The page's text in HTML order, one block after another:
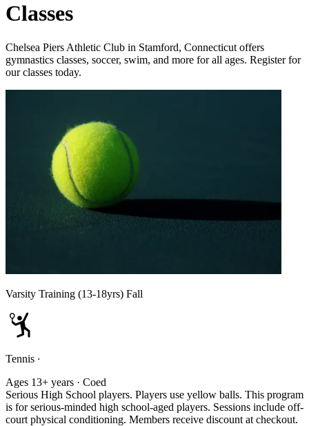
Classes​​​​‌ ‍ ​‍​‍‌‍ ‌ ​‍‌‍‍‌‌‍‌ ‌‍‍‌‌‍ ‍​‍​‍​ ‍‍​‍​‍‌ ​ ‌‍​‌‌‍ ‍‌‍‍‌‌ ‌​‌ ‍‌​‍ ‍‌‍‍‌‌‍ ​‍​‍​‍ ​​‍​‍‌‍‍​‌ ​‍‌‍‌‌‌‍‌‍​‍​‍​ ‍‍​‍​‍‌‍‍​‌ ‌​‌ ‌​‌ ​​‌ ​ ​ ‍‍​‍ ​‍ ‌‍​ ‌‍‍​‌‍‌‌‌‍ ​‌ ​ ‌‍‌‌‌‍​‌‌ ​​‌‍‍‌‌‍‌‌‌ ​‍‌ ​ ​‍ ‍‌ ​ ‌‍​‌‌‍ ‍‌‍‍‌‌ ‌​‌ ‍‌​‍ ‍‌ ​ ‌ ‌​‌ ‌‌‌‍‌​‌‍‍‌‌‍ ​‍ ‌‍‍‌‌‍ ‍‌ ‌​‌‍‌‌‌‍ ‍‌ ‌​​‍ ‌‍‌‌‌‍‌​‌‍‍‌‌ ‌​​‍ ‌‍ ‌‌‍ ‌‍‌​‌‍‌‌​ ‌‌ ​​‌ ​‍‌‍‌‌‌ ​ ‌‍‌‌‌‍ ‍‌ ‌​‌‍​‌‌ ‌​‌‍‍‌‌‍ ‌‍ ‍​ ‍ ‌‍‍‌‌‍‌​​ ‌‌‍​ ‌‍ ​‌‍​‌‌ ​ ‌ ​ ‌‍‌‌‌ ​ ‌​‍‌‌‍ ‍‌‍‌​‌‍‌‌‌ ‍​​‍ ‌​ ​‍‌‍​‌​ ‍​​ ‌ ​ ​​​ ‌​​ ​ ​ ‌‍​‍ ‌​ ​‍​ ‌‍​ ‌‍‌‍‌​​‍ ‌​ ‌​‌‍‌‌​ ‍​​ ​​​‍ ‌​ ‍‌​ ‌‍​ ‌‌‌‍‌​​‍ ‌‌‍‌‍​ ‍‌​ ​‍‌‍​‍‌‍‌‍‌‍‌​‌‍‌‌​ ‌ ​ ‍‌​ ‌​‌‍​ ‌‍​ ​ ‍ ‌ ‌​‌ ‍‌‌ ​​‌‍‌‌​ ‌‌‍​ ‌‍ ​‌‍​‌‌ ​ ‌ ​ ‌‍‌‌‌ ​ ‌​‍‌‌‍ ‍‌‍‌​‌‍‌‌‌ ‍​​ ‍ ‌ ​​‌‍​‌‌ ‌​‌‍‍​​ ‌‌ ‌​‌‍‍‌‌ ‌​‌‍ ​‌‍‌‌​ ‌‍​‍‌‍​‌‌ ​ ‌‍‌‌‌‌‌‌‌ ​‍‌‍ ​​ ‌‌‍‍​‌ ‌​‌ ‌​‌ ​​‌ ​ ​‍‌‌​ ​ ‌​​‌​‍‌‌​ ​‍‌​‌‍​‍‌‌​ ​‍‌​‌‍‌‍​ ‌‍‍​‌‍‌‌‌‍ ​‌ ​ ‌‍‌‌‌‍​‌‌ ​​‌‍‍‌‌‍‌‌‌ ​‍‌ ​ ​‍ ‍‌ ​ ‌‍​‌‌‍ ‍‌‍‍‌‌ ‌​‌ ‍‌​‍ ‍‌ ​ ‌ ‌​‌ ‌‌‌‍‌​‌‍‍‌‌‍ ​‍‌‍‌‍‍‌‌‍‌​​ ‌‌‍​ ‌‍ ​‌‍​‌‌ ​ ‌ ​ ‌‍‌‌‌ ​ ‌​‍‌‌‍ ‍‌‍‌​‌‍‌‌‌ ‍​​‍ ‌​ ​‍‌‍​‌​ ‍​​ ‌ ​ ​​​ ‌​​ ​ ​ ‌‍​‍ ‌​ ​‍​ ‌‍​ ‌‍‌‍‌​​‍ ‌​ ‌​‌‍‌‌​ ‍​​ ​​​‍ ‌​ ‍‌​ ‌‍​ ‌‌‌‍‌​​‍ ‌‌‍‌‍​ ‍‌​ ​‍‌‍​‍‌‍‌‍‌‍‌​‌‍‌‌​ ‌ ​ ‍‌​ ‌​‌‍​ ‌‍​ ​‍‌‍‌ ‌​‌ ‍‌‌ ​​‌‍‌‌​ ‌‌‍​ ‌‍ ​‌‍​‌‌ ​ ‌ ​ ‌‍‌‌‌ ​ ‌​‍‌‌‍ ‍‌‍‌​‌‍‌‌‌ ‍​​‍‌‍‌ ​​‌‍​‌‌ ‌​‌‍‍​​ ‌‌ ‌​‌‍‍‌‌ ‌​‌‍ ​‌‍‌‌​‍‌‍‌ ​​‌‍‌‌‌ ​‍‌ ​ ‌ ​​‌‍‌‌‌‍​ ‌ ‌​‌‍‍‌‌ ‌‍‌‍‌‌​ ‌‌ ​​‌ ‌‌‌‍​‍‌‍ ​‌‍‍‌‌ ​ ‌‍‍​‌‍‌‌‌‍‌​​‍​‍‌ ‌
C‌helsea Piers Athletic Club in Stamford, Connecticut offers
gymnastics classes, soccer, swim, and more for all ages. Register for
our classes today. ‍ ​‍​‍‌‍ ‌ ​‍‌‍‍‌‌‍‌ ‌‍‍‌‌‍ ‍​‍​‍​ ‍‍​‍​‍‌ ​ ‌‍​‌‌‍ ‍‌‍‍‌‌ ‌​‌ ‍‌​‍ ‍‌‍‍‌‌‍ ​‍​‍​‍ ​​‍​‍‌‍‍​‌ ​‍‌‍‌‌‌‍‌‍​‍​‍​ ‍‍​‍​‍‌‍‍​‌ ‌​‌ ‌​‌ ​​​ ‍‍​‍ ​‍ ‌‍ ​‌‍ ‌‍​ ‌‍​‌‌‍ ​‌‍‍​‌‍ ‌ ​ ‌ ‌​​ ‍‍​ ​ ​ ​ ​ ​ ​ ​ ​‍ ‌‍‍‌‌‍ ‍‌ ‌​‌‍‌‌‌‍ ‍‌ ‌​​‍ ‌‍‌‌‌‍‌​‌‍‍‌‌ ‌​​‍ ‌‍ ‌‌‍ ‌‍‌​‌‍‌‌​ ‌‌ ​​‌ ​‍‌‍‌‌‌ ​ ‌‍‌‌‌‍ ‍‌ ‌​‌‍​‌‌ ‌​‌‍‍‌‌‍ ‌‍ ‍​ ‍ ‌‍‍‌‌‍‌​​ ‌‌‍​‍​ ‌ ‌‍‌​​ ‌‌​ ​ ​ ​ ‌‍​‍‌‍​‌​‍ ‌‌‍​ ​ ‌‍​ ​‌‌‍‌​​‍ ‌​ ‌​​ ​ ​ ‌‌​ ​‌​‍ ‌‌‍​‍​ ‍‌​ ‍​‌‍‌‍​‍ ‌​ ​‍‌‍​‌‌‍‌‍​ ‌‍‌‍‌‍​ ​​​ ​‌‌‍‌​​ ‌‌​ ‍​‌‍‌‍​ ‌‍​ ‍ ‌ ‌​‌ ‍‌‌ ​​‌‍‌‌​ ‌‌ ‌‍‌‍‌‌‌‍ ‍‌ ‌‌‌‍‌‌​ ‍ ‌ ​​‌‍​‌‌ ‌​‌‍‍​​ ‌‌‍‌​‌‍‌‌‌ ​ ‌‍​ ‌ ​‍‌‍‍‌‌ ​​‌ ‌​‌‍‍‌‌‍ ‌‍ ‍​ ‌‍​‍‌‍​‌‌ ​ ‌‍‌‌‌‌‌‌‌ ​‍‌‍ ​​ ‌‌‍‍​‌ ‌​‌ ‌​‌ ​​​‍‌‌​ ​ ‌​​‌​‍‌‌​ ​‍‌​‌‍​‍‌‌​ ​‍‌​‌‍‌‍ ​‌‍ ‌‍​ ‌‍​‌‌‍ ​‌‍‍​‌‍ ‌ ​ ‌ ‌​​‍‌‌​ ​ ‌​​‌​ ​ ​ ​ ​ ​ ​ ​ ​‍‌‍‌‍‍‌‌‍‌​​ ‌‌‍​‍​ ‌ ‌‍‌​​ ‌‌​ ​ ​ ​ ‌‍​‍‌‍​‌​‍ ‌‌‍​ ​ ‌‍​ ​‌‌‍‌​​‍ ‌​ ‌​​ ​ ​ ‌‌​ ​‌​‍ ‌‌‍​‍​ ‍‌​ ‍​‌‍‌‍​‍ ‌​ ​‍‌‍​‌‌‍‌‍​ ‌‍‌‍‌‍​ ​​​ ​‌‌‍‌​​ ‌‌​ ‍​‌‍‌‍​ ‌‍​‍‌‍‌ ‌​‌ ‍‌‌ ​​‌‍‌‌​ ‌‌ ‌‍‌‍‌‌‌‍ ‍‌ ‌‌‌‍‌‌​‍‌‍‌ ​​‌‍​‌‌ ‌​‌‍‍​​ ‌‌‍‌​‌‍‌‌‌ ​ ‌‍​ ‌ ​‍‌‍‍‌‌ ​​‌ ‌​‌‍‍‌‌‍ ‌‍ ‍​‍‌‍‌ ​​‌‍‌‌‌ ​‍‌ ​ ‌ ​​‌‍‌‌‌‍​ ‌ ‌​‌‍‍‌‌ ‌‍‌‍‌‌​ ‌‌ ​​‌ ‌‌‌‍​‍‌‍ ​‌‍‍‌‌ ​ ‌‍‍​‌‍‌‌‌‍‌​​‍​‍‌ ‌​​​​‌ ‍ ​‍​‍‌‍ ‌ ​‍‌‍‍‌‌‍‌ ‌‍‍‌‌‍ ‍​‍​‍​ ‍‍​‍​‍‌ ​ ‌‍​‌‌‍ ‍‌‍‍‌‌ ‌​‌ ‍‌​‍ ‍‌‍‍‌‌‍ ​‍​‍​‍ ​​‍​‍‌‍‍​‌ ​‍‌‍‌‌‌‍‌‍​‍​‍​ ‍‍​‍​‍‌‍‍​‌ ‌​‌ ‌​‌ ​​‌ ​ ​ ‍‍​‍ ​‍ ‌‍​ ‌‍‍​‌‍‌‌‌‍ ​‌ ​ ‌‍‌‌‌‍​‌‌ ​​‌‍‍‌‌‍‌‌‌ ​‍‌ ​ ​‍ ‍‌ ​ ‌‍​‌‌‍ ‍‌‍‍‌‌ ‌​‌ ‍‌​‍ ‍‌ ​ ‌ ‌​‌ ‌‌‌‍‌​‌‍‍‌‌‍ ​‍ ‌‍‍‌‌‍ ‍‌ ‌​‌‍‌‌‌‍ ‍‌ ‌​​‍ ‌‍‌‌‌‍‌​‌‍‍‌‌ ‌​​‍ ‌‍ ‌‌‍ ‌‍‌​‌‍‌‌​ ‌‌ ​​‌ ​‍‌‍‌‌‌ ​ ‌‍‌‌‌‍ ‍‌ ‌​‌‍​‌‌ ‌​‌‍‍‌‌‍ ‌‍ ‍​ ‍ ‌‍‍‌‌‍‌​​ ‌‌‍​ ‌‍ ​‌‍​‌‌ ​ ‌ ​ ‌‍‌‌‌ ​ ‌​‍‌‌‍ ‍‌‍‌​‌‍‌‌‌ ‍​​‍ ‌​ ​‍‌‍​‌​ ‍​​ ‌ ​ ​​​ ‌​​ ​ ​ ‌‍​‍ ‌​ ​‍​ ‌‍​ ‌‍‌‍‌​​‍ ‌​ ‌​‌‍‌‌​ ‍​​ ​​​‍ ‌​ ‍‌​ ‌‍​ ‌‌‌‍‌​​‍ ‌‌‍‌‍​ ‍‌​ ​‍‌‍​‍‌‍‌‍‌‍‌​‌‍‌‌​ ‌ ​ ‍‌​ ‌​‌‍​ ‌‍​ ​ ‍ ‌ ‌​‌ ‍‌‌ ​​‌‍‌‌​ ‌‌‍​ ‌‍ ​‌‍​‌‌ ​ ‌ ​ ‌‍‌‌‌ ​ ‌​‍‌‌‍ ‍‌‍‌​‌‍‌‌‌ ‍​​ ‍ ‌ ​​‌‍​‌‌ ‌​‌‍‍​​ ‌‌‍‌​‌‍‌‌‌ ​ ‌‍​ ‌ ​‍‌‍‍‌‌ ​​‌ ‌​‌‍‍‌‌‍ ‌‍ ‍​ ‌‍​‍‌‍​‌‌ ​ ‌‍‌‌‌‌‌‌‌ ​‍‌‍ ​​ ‌‌‍‍​‌ ‌​‌ ‌​‌ ​​‌ ​ ​‍‌‌​ ​ ‌​​‌​‍‌‌​ ​‍‌​‌‍​‍‌‌​ ​‍‌​‌‍‌‍​ ‌‍‍​‌‍‌‌‌‍ ​‌ ​ ‌‍‌‌‌‍​‌‌ ​​‌‍‍‌‌‍‌‌‌ ​‍‌ ​ ​‍ ‍‌ ​ ‌‍​‌‌‍ ‍‌‍‍‌‌ ‌​‌ ‍‌​‍ ‍‌ ​ ‌ ‌​‌ ‌‌‌‍‌​‌‍‍‌‌‍ ​‍‌‍‌‍‍‌‌‍‌​​ ‌‌‍​ ‌‍ ​‌‍​‌‌ ​ ‌ ​ ‌‍‌‌‌ ​ ‌​‍‌‌‍ ‍‌‍‌​‌‍‌‌‌ ‍​​‍ ‌​ ​‍‌‍​‌​ ‍​​ ‌ ​ ​​​ ‌​​ ​ ​ ‌‍​‍ ‌​ ​‍​ ‌‍​ ‌‍‌‍‌​​‍ ‌​ ‌​‌‍‌‌​ ‍​​ ​​​‍ ‌​ ‍‌​ ‌‍​ ‌‌‌‍‌​​‍ ‌‌‍‌‍​ ‍‌​ ​‍‌‍​‍‌‍‌‍‌‍‌​‌‍‌‌​ ‌ ​ ‍‌​ ‌​‌‍​ ‌‍​ ​‍‌‍‌ ‌​‌ ‍‌‌ ​​‌‍‌‌​ ‌‌‍​ ‌‍ ​‌‍​‌‌ ​ ‌ ​ ‌‍‌‌‌ ​ ‌​‍‌‌‍ ‍‌‍‌​‌‍‌‌‌ ‍​​‍‌‍‌ ​​‌‍​‌‌ ‌​‌‍‍​​ ‌‌‍‌​‌‍‌‌‌ ​ ‌‍​ ‌ ​‍‌‍‍‌‌ ​​‌ ‌​‌‍‍‌‌‍ ‌‍ ‍​‍‌‍‌ ​​‌‍‌‌‌ ​‍‌ ​ ‌ ​​‌‍‌‌‌‍​ ‌ ‌​‌‍‍‌‌ ‌‍‌‍‌‌​ ‌‌ ​​‌ ‌‌‌‍​‍‌‍ ​‌‍‍‌‌ ​ ‌‍‍​‌‍‌‌‌‍‌​​‍​‍‌ ‌
Varsity Training (13-18yrs) Fall
Tennis ·
Ages 13+ years · Coed
Serious High School players. Players use yellow balls. This program
is for serious-minded high school-aged players. Sessions include off-
court physical conditioning. Members receive discount at checkout.